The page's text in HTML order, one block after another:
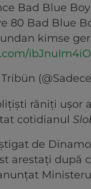
Bad Blue
80 Bad Blue
kimse
ibJnuIm4iO
răniţi uşor
cotidianul
de
arestaţi după